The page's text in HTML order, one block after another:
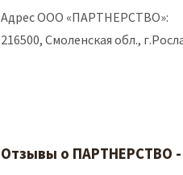
Адрес ООО «ПАРТНЕРСТВО»:
216500, Смоленская обл.,
Отзывы о ПАРТНЕРСТВО